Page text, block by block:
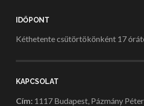
IDŐPONT
Kéthetente csütörtökönként 17
KAPCSOLAT
Cím: 1117 Budapest, Pázmány